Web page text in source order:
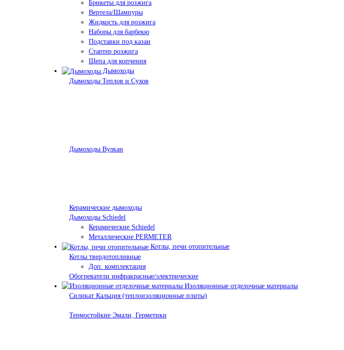
Брикеты для розжига
Вертела/Шампуры
Жидкость для розжига
Наборы для барбекю
Подставки под казан
Стартер розжига
Щепа для копчения
Дымоходы
Дымоходы Теплов и Сухов
Дымоходы Вулкан
Керамические дымоходы
Дымоходы Schiedel
Керамические Schiedel
Металлические PERMETER
Котлы, печи отопительные
Котлы твердотопливные
Доп. комплектация
Обогреватели инфракрасные/электрические
Изоляционные отделочные материалы
Силикат Кальция (теплоизоляционные плиты)
Термостойкие Эмали, Герметики